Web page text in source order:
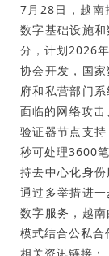
7月28日，越南
数字基础设施
分，计划2026
协会开发，国
府和私营部门
面临的网络攻
验证器节点支
秒可处理3600
持去中心化身
通过多举措进
数字服务，越
模式结合公私合